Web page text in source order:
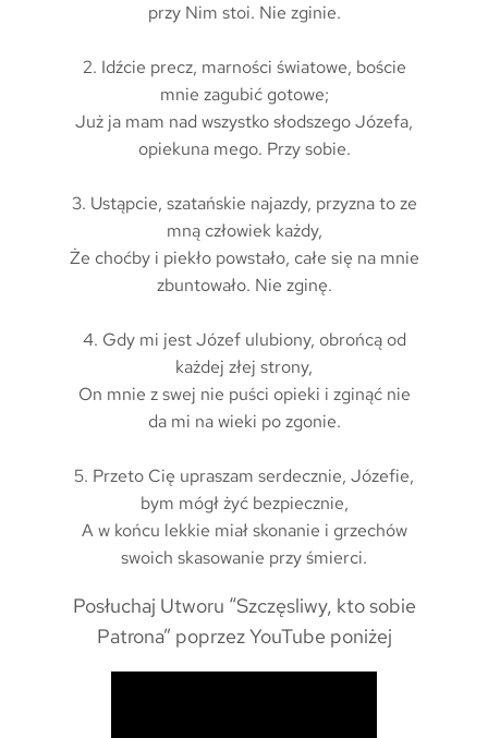
przy Nim stoi. Nie zginie.
2. Idźcie precz, marności światowe, boście
mnie zagubić gotowe;
Już ja mam nad wszystko słodszego Józefa,
opiekuna mego. Przy sobie.
3. Ustąpcie, szatańskie najazdy, przyzna to ze
mną człowiek każdy,
Że choćby i piekło powstało, całe się na mnie
zbuntowało. Nie zginę.
4. Gdy mi jest Józef ulubiony, obrońcą od
każdej złej strony,
On mnie z swej nie puści opieki i zginąć nie
da mi na wieki po zgonie.
5. Przeto Cię upraszam serdecznie, Józefie,
bym mógł żyć bezpiecznie,
A w końcu lekkie miał skonanie i grzechów
swoich skasowanie przy śmierci.
Posłuchaj Utworu “Szczęsliwy, kto sobie
Patrona” poprzez YouTube poniżej